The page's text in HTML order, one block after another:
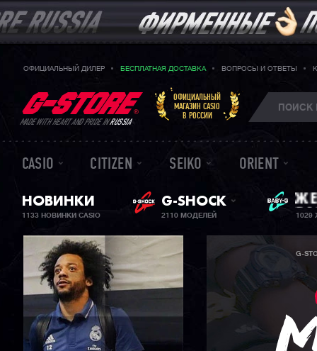
ОФИЦИАЛЬНЫЙ ДИЛЕР БЕСПЛАТНАЯ ДОСТАВКА ВОПРОСЫ И ОТВЕТЫ
MADE WITH HEART AND PRIDE INRUSSIA
ОФИЦИАЛЬНЫЙ
МАГАЗИН CASIO
В РОССИИ
CASIO CITIZEN SEIKO ORIENT
НОВИНКИ
1133 НОВИНКИ CASIO
G-SHOCK
2110 МОДЕЛЕЙ 1029
G-